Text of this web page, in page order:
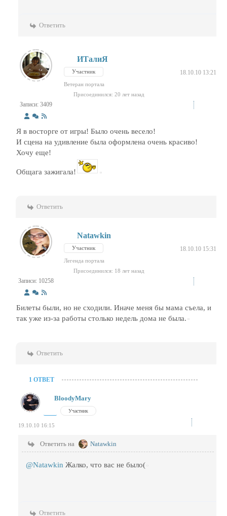
Ответить
Записи: 3409
ИТалиЯ
Участник 18.10.10 13:21
Ветеран портала
Присоединился: 20 лет назад
Я в восторге от игры! Было очень весело!
И сцена на удивление была оформлена очень красиво!
Хочу еще!
Общага зажигала!
Ответить
Записи: 10258
Natawkin
Участник 18.10.10 15:31
Легенда портала
Присоединился: 18 лет назад
Билеты были, но не сходили. Иначе меня бы мама съела, и
так уже из-за работы столько недель дома не была.
Ответить
1 ОТВЕТ
BloodyMary
Участник
19.10.10 16:15
Ответить на Natawkin
@Natawkin Жалко, что вас не было(
Ответить